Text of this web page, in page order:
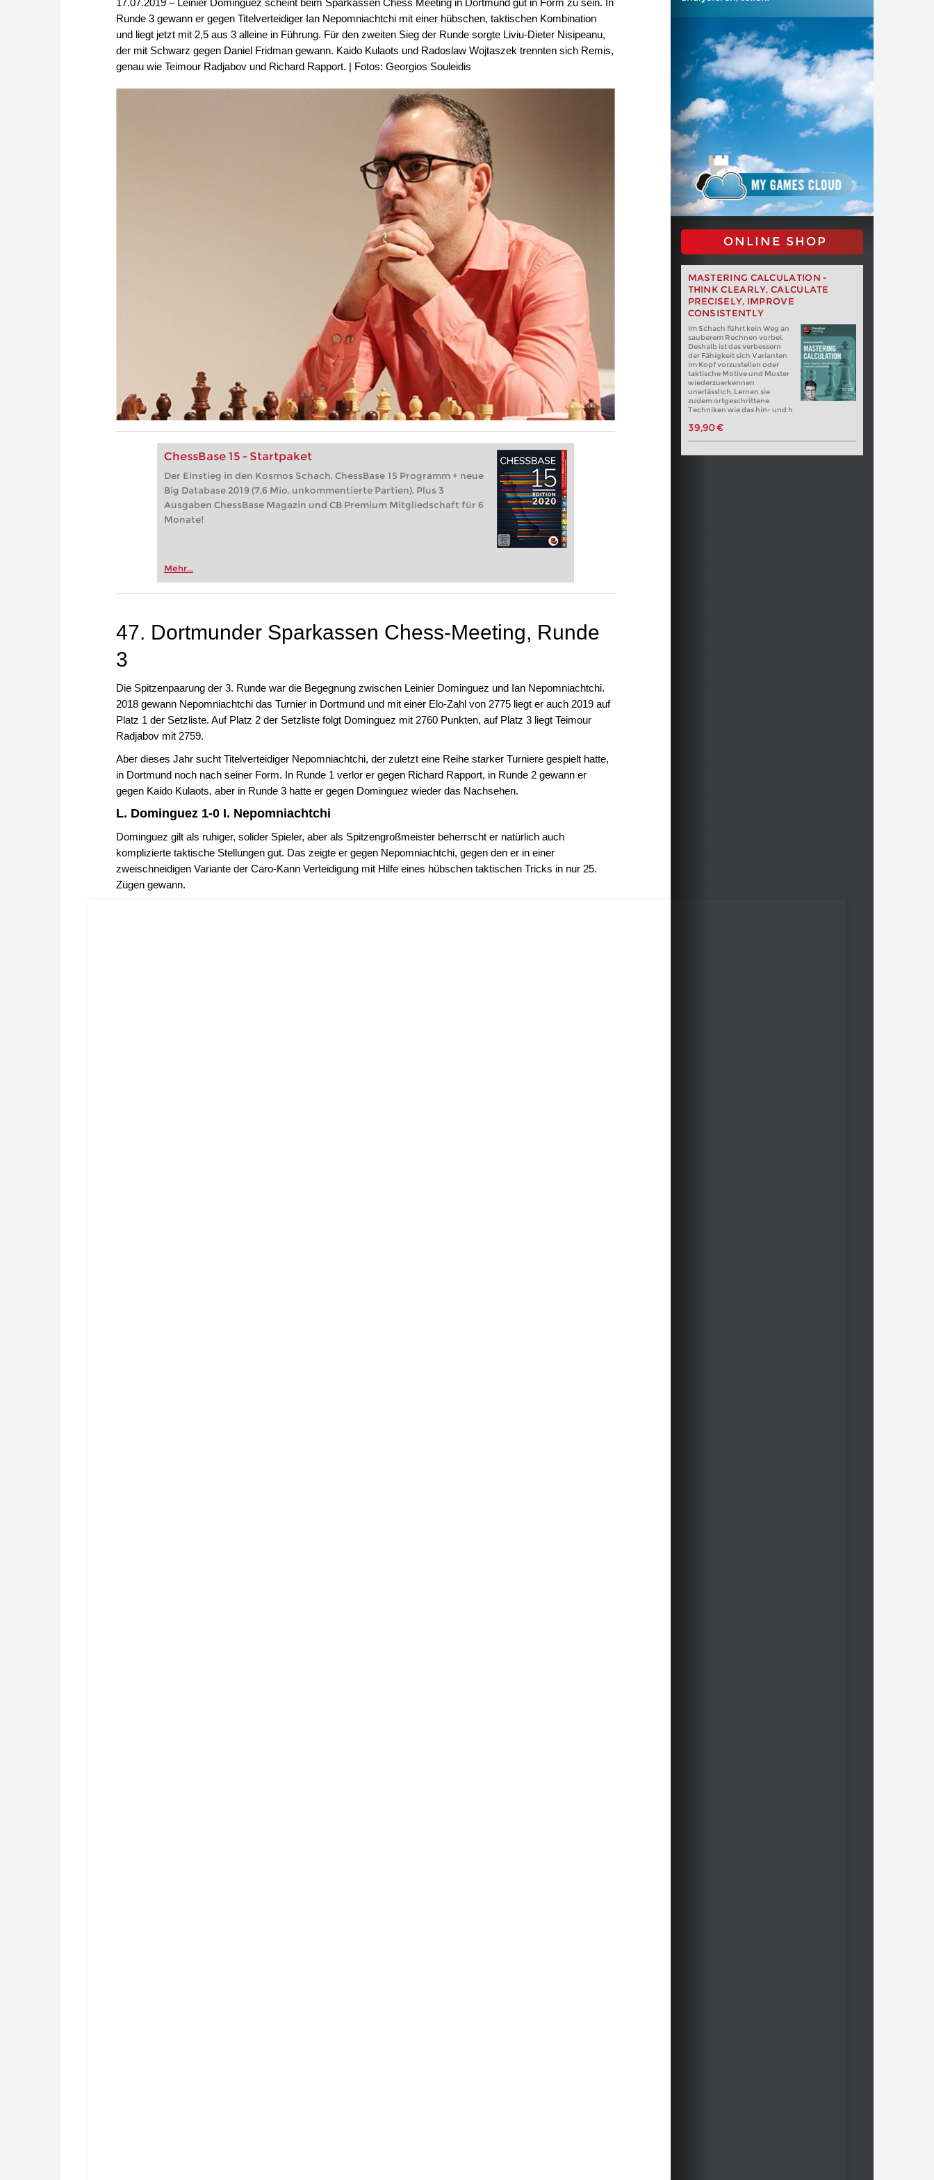
Runde 3 gewann er gegen Titelverteidiger Ian Nepomniachtchi mit einer hübschen, taktischen Kombination
und liegt jetzt mit 2,5 aus 3 alleine in Führung. Für den zweiten Sieg der Runde sorgte Liviu-Dieter Nisipeanu,
der mit Schwarz gegen Daniel Fridman gewann. Kaido Kulaots und Radoslaw Wojtaszek trennten sich Remis,
genau wie Teimour Radjabov und Richard Rapport. | Fotos: Georgios Souleidis
ChessBase 15 - Startpaket
Der Einstieg in den Kosmos Schach. ChessBase 15 Programm + neue
Big Database 2019 (7,6 Mio. unkommentierte Partien). Plus 3
Ausgaben ChessBase Magazin und CB Premium Mitgliedschaft für 6
Monate!
Mehr...
ONLINE SHOP
MASTERING CALCULATION -
THINK CLEARLY, CALCULATE
PRECISELY, IMPROVE
CONSISTENTLY
Im Schach führt kein Weg an
sauberem Rechnen vorbei.
Deshalb ist das verbessern
der Fähigkeit sich Varianten
im Kopf vorzustellen oder
taktische Motive und Muster
wiederzuerkennen
unerlässlich. Lernen sie
zudem ortgeschrittene
Techniken wie das hin- und h
39,90 €
47. Dortmunder Sparkassen Chess-Meeting, Runde
3
Die Spitzenpaarung der 3. Runde war die Begegnung zwischen Leinier Dominguez und Ian Nepomniachtchi.
2018 gewann Nepomniachtchi das Turnier in Dortmund und mit einer Elo-Zahl von 2775 liegt er auch 2019 auf
Platz 1 der Setzliste. Auf Platz 2 der Setzliste folgt Dominguez mit 2760 Punkten, auf Platz 3 liegt Teimour
Radjabov mit 2759.
Aber dieses Jahr sucht Titelverteidiger Nepomniachtchi, der zuletzt eine Reihe starker Turniere gespielt hatte,
in Dortmund noch nach seiner Form. In Runde 1 verlor er gegen Richard Rapport, in Runde 2 gewann er
gegen Kaido Kulaots, aber in Runde 3 hatte er gegen Dominguez wieder das Nachsehen.
L. Dominguez 1-0 I. Nepomniachtchi
Dominguez gilt als ruhiger, solider Spieler, aber als Spitzengroßmeister beherrscht er natürlich auch
komplizierte taktische Stellungen gut. Das zeigte er gegen Nepomniachtchi, gegen den er in einer
zweischneidigen Variante der Caro-Kann Verteidigung mit Hilfe eines hübschen taktischen Tricks in nur 25.
Zügen gewann.